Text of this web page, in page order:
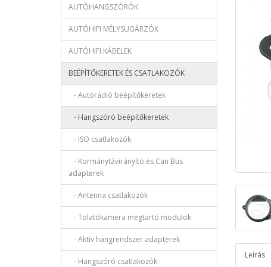
AUTÓHANGSZÓRÓK
AUTÓHIFI MÉLYSUGÁRZÓK
AUTÓHIFI KÁBELEK
BEÉPÍTŐKERETEK ÉS CSATLAKOZÓK
- Autórádió beépítőkeretek
- Hangszóró beépítőkeretek
- ISO csatlakozók
- Kormánytávirányító és Can Bus
adapterek
- Antenna csatlakozók
- Tolatókamera megtartó modulok
- Aktív hangrendszer adapterek
- Hangszóró csatlakozók
Leírás